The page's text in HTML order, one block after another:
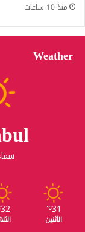
منذ 10 ساعات
Weather
31
℃
الأثنين
32